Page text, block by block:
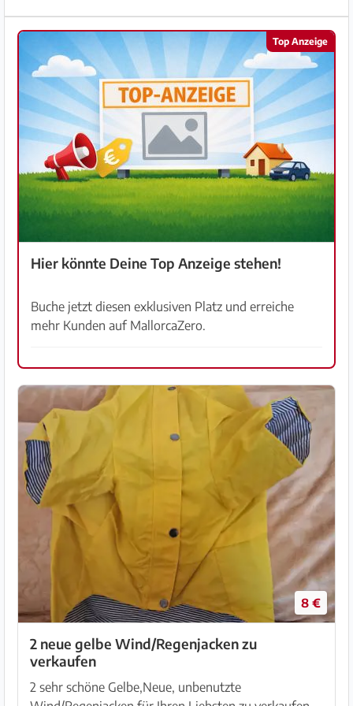
Top Anzeige
Hier könnte Deine Top Anzeige stehen!
Buche jetzt diesen exklusiven Platz und erreiche
mehr Kunden auf MallorcaZero.
8 €
2 neue gelbe Wind/Regenjacken zu
verkaufen
2 sehr schöne Gelbe,Neue, unbenutzte